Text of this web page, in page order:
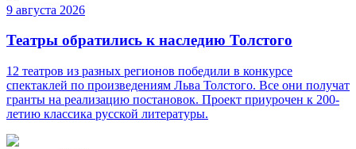
9 августа 2026
Театры обратились к наследию Толстого
12 театров из разных регионов победили в конкурсе
спектаклей по произведениям Льва Толстого. Все они получат
гранты на реализацию постановок. Проект приурочен к 200-
летию классика русской литературы.